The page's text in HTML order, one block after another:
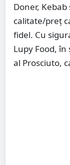
Doner,
calitate/preț
fidel. Cu
Lupy Food, în
al Prosciuto,